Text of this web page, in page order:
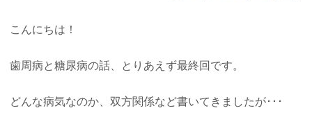
こんにちは！
歯周病と糖尿病の話、とりあえず最終回です。
どんな病気なのか、双方関係など書いてきましたが･･･